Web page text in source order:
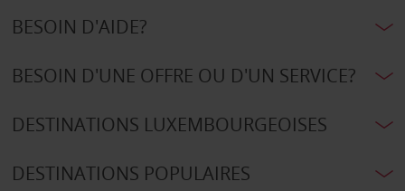
BESOIN D'AIDE?
BESOIN D'UNE OFFRE OU D'UN SERVICE?
DESTINATIONS LUXEMBOURGEOISES
DESTINATIONS POPULAIRES